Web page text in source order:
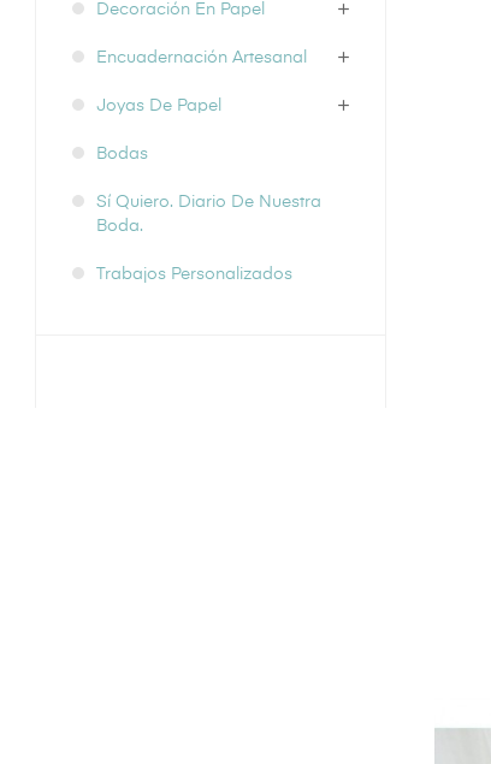
Decoración En Papel
Encuadernación Artesanal
Joyas De Papel
Bodas
Sí Quiero. Diario De Nuestra
Boda.
Trabajos Personalizados